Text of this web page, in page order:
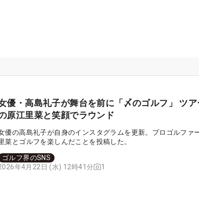
優・高島礼子が舞台を前に「〆のゴルフ」 ツ
原江里菜と笑顔でラウンド
優の高島礼子が自身のインスタグラムを更新。プロゴルファ
菜とゴルフを楽しんだことを投稿した。
ゴルフ界のSNS
年4月22日 (水) 12時41分
1